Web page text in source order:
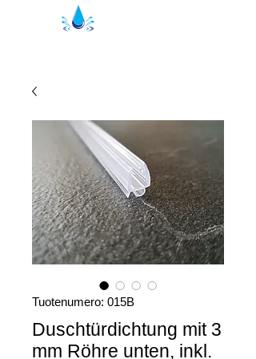
Tuotenumero: 015B
Duschtürdichtung mit 3
mm Röhre unten, inkl.